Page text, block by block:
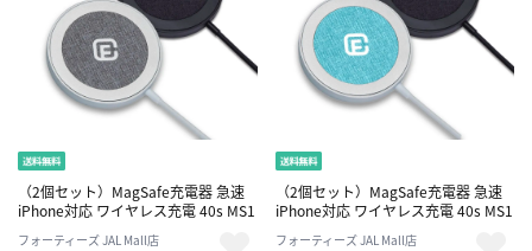
（2個セット）MagSafe充電器 急速
iPhone対応 ワイヤレス充電 40s MS1
フォーティーズ JAL Mall店
（2個セット）MagSafe充電器 急速
iPhone対応 ワイヤレス充電 40s MS1
フォーティーズ JAL Mall店